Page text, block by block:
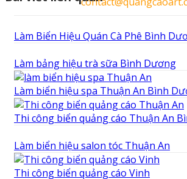
Làm Biển Hiệu Quán Cà Phê Bình
Làm bảng hiệu trà sữa Bình Dương
Làm biển hiệu spa Thuận An Bình
Thi công biển quảng cáo Thuận An
Làm biển hiệu salon tóc Thuận An
Thi công biển quảng cáo Vinh